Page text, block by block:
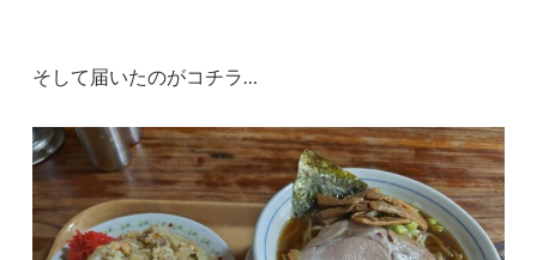
そして届いたのがコチラ…